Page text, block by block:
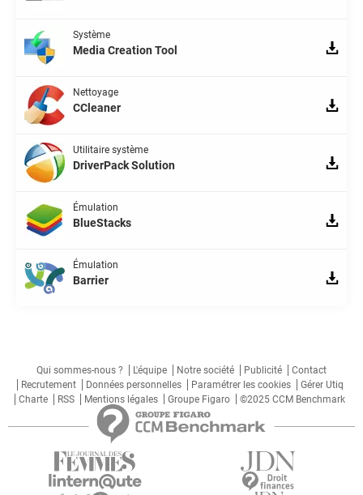
Système
Media Creation Tool
Nettoyage
CCleaner
Utilitaire système
DriverPack Solution
Émulation
BlueStacks
Émulation
Barrier
Qui sommes-nous ? L'équipe Notre société Publicité
Contact
Recrutement
Données personnelles Paramétrer les cookies
Gérer Utiq
Charte
RSS Mentions légales Groupe Figaro ©2025 CCM Benchmark